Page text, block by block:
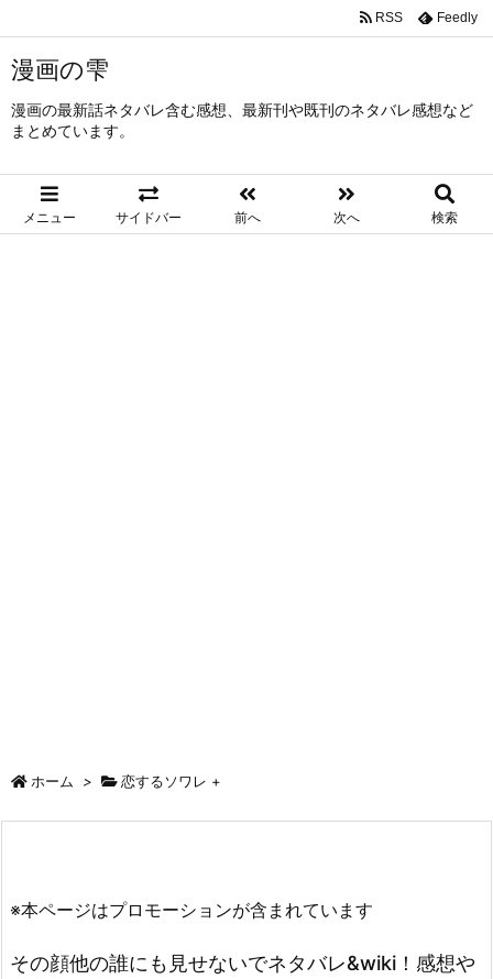
漫画の雫
漫画の最新話ネタバレ含む感想、最新刊や既刊のネタバレ感想など
まとめています。
メニュー サイドバー 前へ 次へ 検索
RSS Feedly
ホーム > 恋するソワレ +
※本ページはプロモーションが含まれています
その顔他の誰にも見せないでネタバレ&wiki！感想や